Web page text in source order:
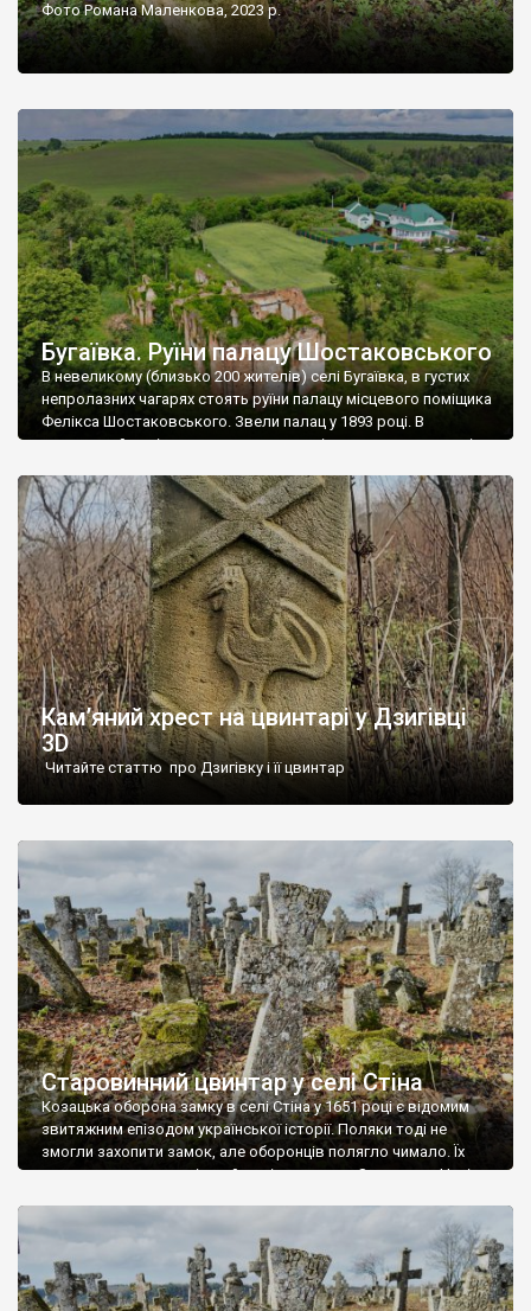
Фото Романа Маленкова, 2023 р.
Бугаївка. Руїни палацу Шостаковського
В невеликому (близько 200 жителів) селі Бугаївка, в густих
непролазних чагарях стоять руїни палацу місцевого поміщика
Фелікса Шостаковського. Звели палац у 1893 році. В
радянський період у ньому спочатку містилася школа, потім
століття тут розмістили туберкульозну лікарню. Коли із
палацу виїхала лікарня – ми точно не […]
Кам’яний хрест на цвинтарі у Дзигівці
3D
Читайте статтю про Дзигівку і її цвинтар
Старовинний цвинтар у селі Стіна
Козацька оборона замку в селі Стіна у 1651 році є відомим
звитяжним епізодом української історії. Поляки тоді не
змогли захопити замок, але оборонців полягло чимало. Їх
поховали на цвинтарі, який тоді називався Замковим. Нині на
ньому чимало хрестів 19 століття, є такі, де епітафії стер […]